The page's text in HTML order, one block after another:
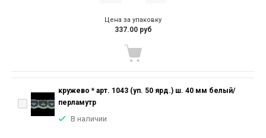
Цена за упаковку
337.00 руб
кружево * арт. 1043 (уп. 50 ярд.) ш. 40 мм белый/
перламутр
В наличии